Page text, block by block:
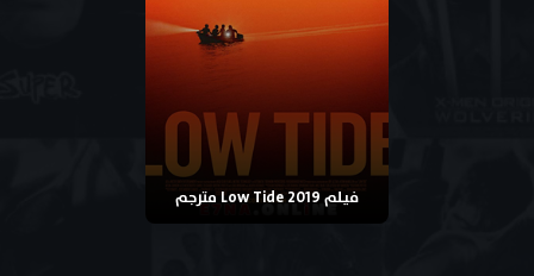
فيلم Low Tide 2019 مترجم